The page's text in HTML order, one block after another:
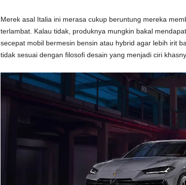
Merek asal Italia ini merasa cukup beruntung mereka
terlambat. Kalau tidak, produknya mungkin bakal
secepat mobil bermesin bensin atau hybrid agar lebih irit
tidak sesuai dengan filosofi desain yang menjadi ciri